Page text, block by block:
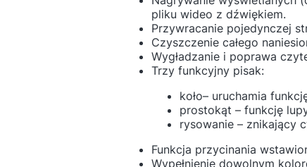
pliku wideo z dźwiękiem.
Przywracanie pojedynczej
Czyszczenie całego
Wygładzanie i poprawa
Trzy funkcyjny pisak:
koło– uruchamia
prostokąt – funkcję
rysowanie – znikający
Funkcja przycinania
Wypełnienie dowolnym